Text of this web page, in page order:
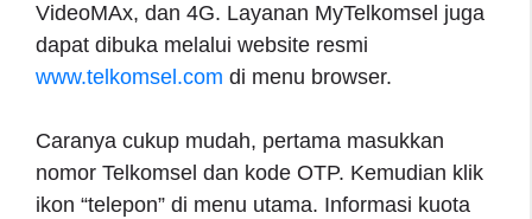
VideoMAx, dan 4G. Layanan MyTelkomsel juga
dapat dibuka melalui website resmi
www.telkomsel.com di menu browser.
Caranya cukup mudah, pertama masukkan
nomor Telkomsel dan kode OTP. Kemudian klik
ikon “telepon” di menu utama. Informasi kuota